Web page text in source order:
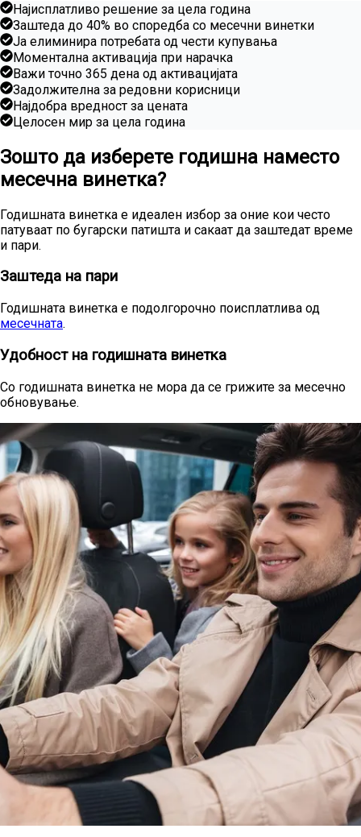
Најисплатливо решение за цела година
Заштеда до 40% во споредба со месечни винетки
Ја елиминира потребата од чести купувања
Моментална активација при нарачка
Важи точно 365 дена од активацијата
Задолжителна за редовни корисници
Најдобра вредност за цената
Целосен мир за цела година
Зошто да изберете годишна наместо
месечна винетка?
Годишната винетка е идеален избор за оние кои често
патуваат по бугарски патишта и сакаат да заштедат време
и пари.
Заштеда на пари
Годишната винетка е подолгорочно поисплатлива од
месечната.
Удобност на годишната винетка
Со годишната винетка не мора да се грижите за месечно
обновување.